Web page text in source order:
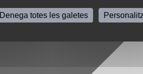
Denega totes les galetes